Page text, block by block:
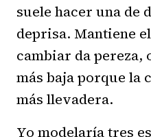
suele hacer una de
deprisa. Mantiene
cambiar da pereza,
más baja porque la
más llevadera.
Yo modelaría tres